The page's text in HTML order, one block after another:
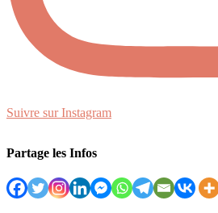
Suivre sur Instagram
Partage les Infos